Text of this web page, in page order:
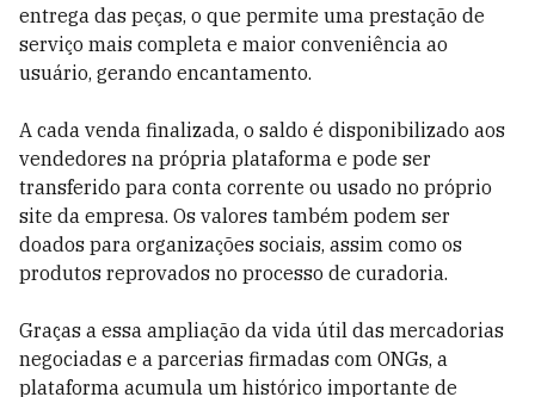
entrega das peças, o que permite uma prestação de
serviço mais completa e maior conveniência ao
usuário, gerando encantamento.
A cada venda finalizada, o saldo é disponibilizado aos
vendedores na própria plataforma e pode ser
transferido para conta corrente ou usado no próprio
site da empresa. Os valores também podem ser
doados para organizações sociais, assim como os
produtos reprovados no processo de curadoria.
Graças a essa ampliação da vida útil das mercadorias
negociadas e a parcerias firmadas com ONGs, a
plataforma acumula um histórico importante de